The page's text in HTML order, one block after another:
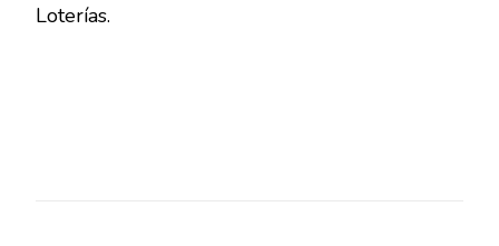
Loterías.